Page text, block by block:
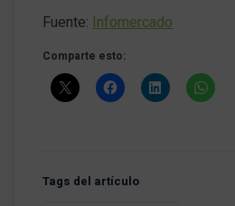
Fuente:Infomercado
Comparte esto:
Tags del artículo